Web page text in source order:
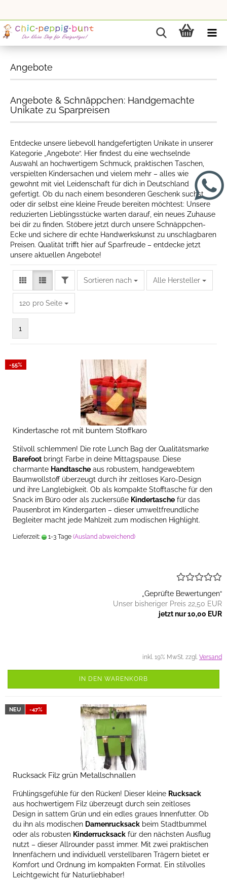
Angebote
Angebote & Schnäppchen: Handgemachte
Unikate zu Sparpreisen
Entdecke unsere liebevoll handgefertigten Unikate in unserer
Kategorie „Angebote“. Hier findest du eine wechselnde
Auswahl an hochwertigem Schmuck, praktischen Taschen,
verspielten Kindersachen und vielem mehr – alles wie
gewohnt mit viel Leidenschaft für dich in Deutschland
gefertigt. Ob du nach einem besonderen Geschenk suchst
oder dir selbst eine kleine Freude bereiten möchtest: Unsere
reduzierten Lieblingsstücke warten darauf, ein neues Zuhause
bei dir zu finden. Stöbere jetzt durch unsere Schnäppchen-
Ecke und sichere dir echte Handwerkskunst zu unschlagbaren
Preisen. Qualität trifft hier auf Sparfreude – entdecke jetzt
unsere aktuellen Angebote!
FILTERSortieren nach
Sortieren nach Alle Hersteller
120 pro Seite
pro Seite
1
-55%
Kindertasche rot mit buntem Stoffkaro
Stilvoll schlemmen! Die rote Lunch Bag der Qualitätsmarke
Barefoot bringt Farbe in deine Mittagspause. Diese
charmante Handtasche aus robustem, handgewebtem
Baumwollstoff überzeugt durch ihr zeitloses Karo-Design
und ihre Langlebigkeit. Ob als kompakte Stofftasche für den
Snack im Büro oder als zuckersüße Kindertasche für das
Pausenbrot im Kindergarten – dieser umweltfreundliche
Begleiter macht jede Mahlzeit zum modischen Highlight.
Lieferzeit: 1-3 Tage (Ausland abweichend)
„Geprüfte Bewertungen“
Unser bisheriger Preis 22,50 EUR
jetzt nur 10,00 EUR
inkl. 19% MwSt. zzgl. Versand
IN DEN WARENKORB
NEU -47%
Rucksack Filz grün Metallschnallen
Frühlingsgefühle für den Rücken! Dieser kleine Rucksack
aus hochwertigem Filz überzeugt durch sein zeitloses
Design in sattem Grün und ein edles graues Innenfutter. Ob
du ihn als modischen Damenrucksack beim Stadtbummel
oder als robusten Kinderrucksack für den nächsten Ausflug
nutzt – dieser Allrounder passt immer. Mit zwei praktischen
Innenfächern und individuell verstellbaren Trägern bietet er
Komfort und Ordnung im kompakten Format. Ein stilvolles
Leichtgewicht für Naturliebhaber!